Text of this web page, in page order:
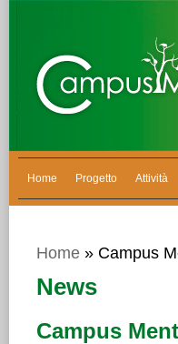
Home Progetto Attività
Home » Campus
News
Campus